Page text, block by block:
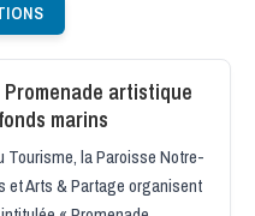
artistique
marins
Tourisme, la Paroisse Notre-
et Arts & Partage organisent